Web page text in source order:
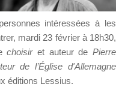
intéressées à les
mardi 23 février à 18h30,
choisiret auteur dePierre
de l’Église d'Allemagne
éditions Lessius.